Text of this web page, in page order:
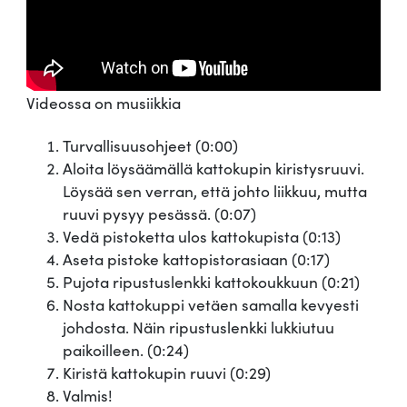
Videossa on musiikkia
Turvallisuusohjeet (0:00)
Aloita löysäämällä kattokupin kiristysruuvi.
Löysää sen verran, että johto liikkuu, mutta
ruuvi pysyy pesässä. (0:07)
Vedä pistoketta ulos kattokupista (0:13)
Aseta pistoke kattopistorasiaan (0:17)
Pujota ripustuslenkki kattokoukkuun (0:21)
Nosta kattokuppi vetäen samalla kevyesti
johdosta. Näin ripustuslenkki lukkiutuu
paikoilleen. (0:24)
Kiristä kattokupin ruuvi (0:29)
Valmis!